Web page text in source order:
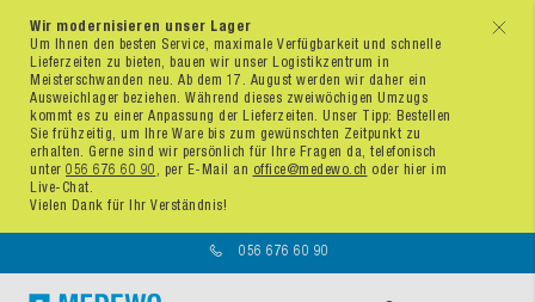
x
Wir modernisieren unser Lager
Um Ihnen den besten Service, maximale Verfügbarkeit und schnelle
Lieferzeiten zu bieten, bauen wir unser Logistikzentrum in
Meisterschwanden neu. Ab dem 17. August werden wir daher ein
Ausweichlager beziehen. Während dieses zweiwöchigen Umzugs
kommt es zu einer Anpassung der Lieferzeiten. Unser Tipp: Bestellen
Sie frühzeitig, um Ihre Ware bis zum gewünschten Zeitpunkt zu
erhalten. Gerne sind wir persönlich für Ihre Fragen da, telefonisch
unter 056 676 60 90 , per E-Mail an office@medewo.ch oder hier im
Live-Chat.
Vielen Dank für Ihr Verständnis!
056 676 60 90